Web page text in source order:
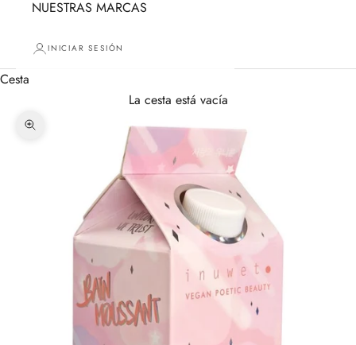
NUESTRAS MARCAS
INICIAR SESIÓN
Cesta
La cesta está vacía
Zoom